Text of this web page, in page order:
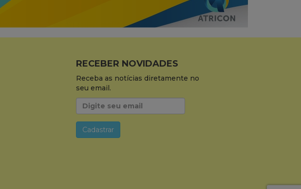
RECEBER NOVIDADES
Receba as notícias diretamente no
seu email.